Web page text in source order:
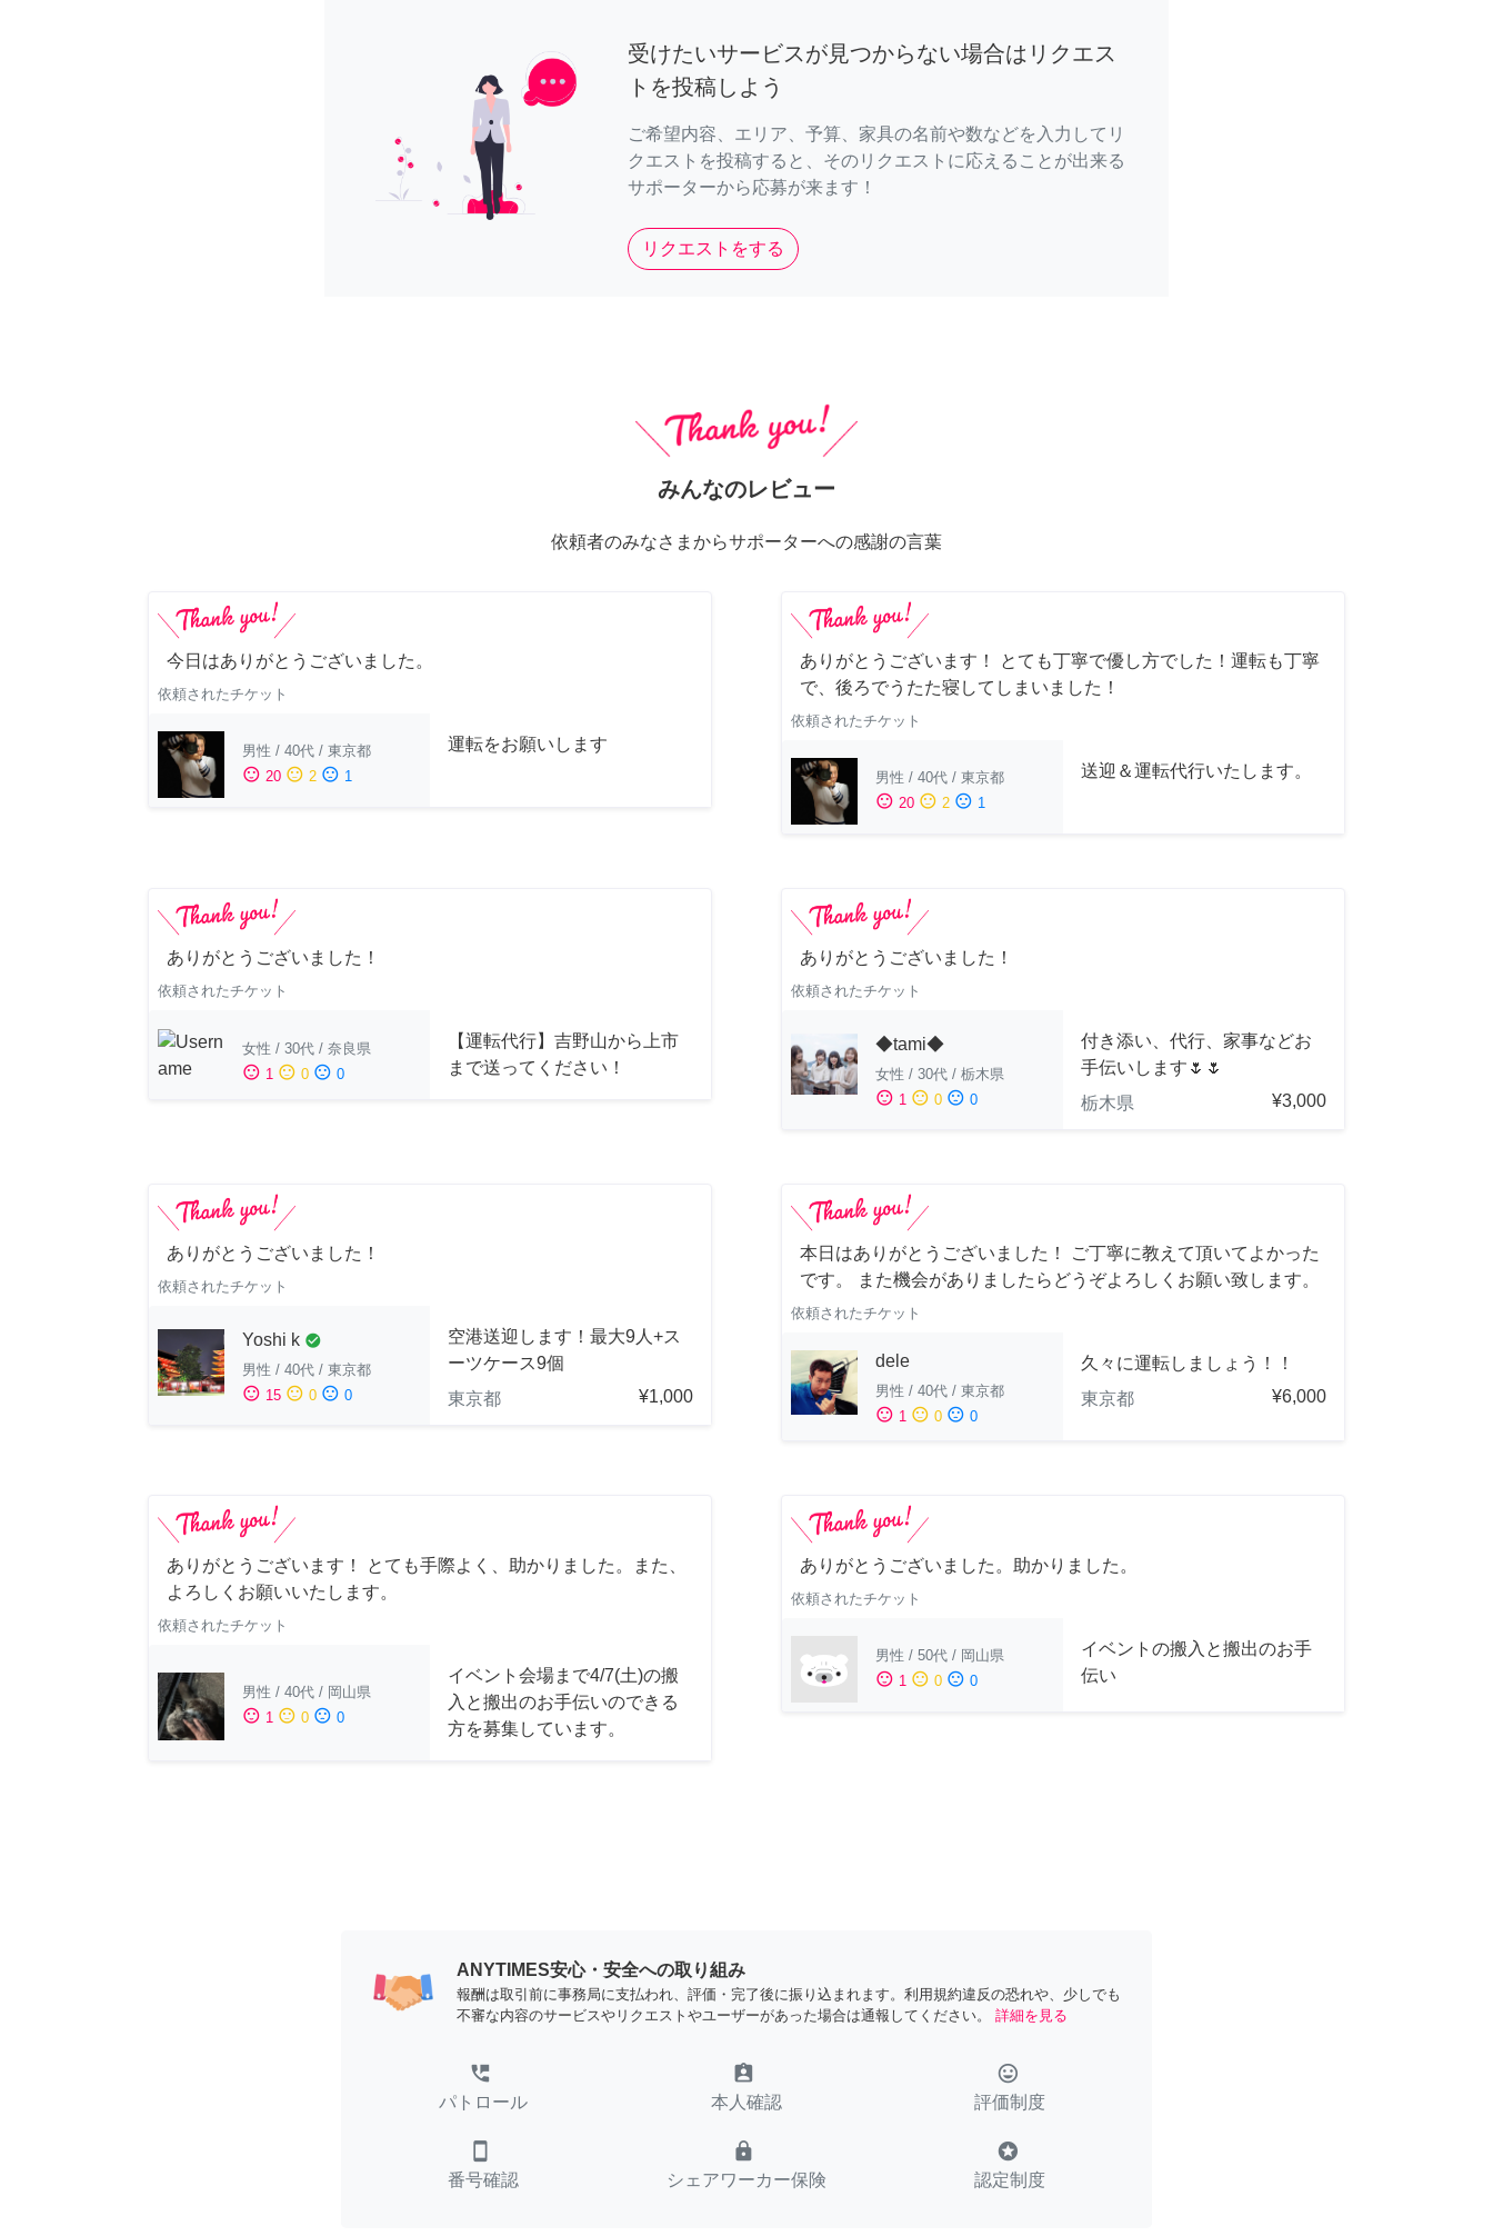
受けたいサービスが見つからない場合はリクエス
トを投稿しよう
ご希望内容、エリア、予算、家具の名前や数などを入力してリ
クエストを投稿すると、そのリクエストに応えることが出来る
サポーターから応募が来ます！
リクエストをする
みんなのレビュー
依頼者のみなさまからサポーターへの感謝の言葉
今日はありがとうございました。
依頼されたチケット
男性 / 40代 / 東京都
sentiment_satisfied 20 sentiment_neutral 2 sentiment_dissatisfied 1
運転をお願いします
ありがとうございます！ とても丁寧で優し方でした！運転も丁寧
で、後ろでうたた寝してしまいました！
依頼されたチケット
男性 / 40代 / 東京都
sentiment_satisfied 20 sentiment_neutral 2 sentiment_dissatisfied 1
送迎＆運転代行いたします。
ありがとうございました！
依頼されたチケット
女性 / 30代 / 奈良県
sentiment_satisfied 1 sentiment_neutral 0 sentiment_dissatisfied 0
【運転代行】吉野山から上市
まで送ってください！
ありがとうございました！
依頼されたチケット
◆tami◆
女性 / 30代 / 栃木県
sentiment_satisfied 1 sentiment_neutral 0 sentiment_dissatisfied 0
付き添い、代行、家事などお
手伝いします🌷🌷
栃木県
¥3,000
ありがとうございました！
依頼されたチケット
Yoshi k check_circle
男性 / 40代 / 東京都
sentiment_satisfied 15 sentiment_neutral 0 sentiment_dissatisfied 0
空港送迎します！最大9人+ス
ーツケース9個
東京都
¥1,000
本日はありがとうございました！ ご丁寧に教えて頂いてよかった
です。 また機会がありましたらどうぞよろしくお願い致します。
依頼されたチケット
dele
男性 / 40代 / 東京都
sentiment_satisfied 1 sentiment_neutral 0 sentiment_dissatisfied 0
久々に運転しましょう！！
東京都
¥6,000
ありがとうございます！ とても手際よく、助かりました。また、
よろしくお願いいたします。
依頼されたチケット
男性 / 40代 / 岡山県
sentiment_satisfied 1 sentiment_neutral 0 sentiment_dissatisfied 0
イベント会場まで4/7(土)の搬
入と搬出のお手伝いのできる
方を募集しています。
ありがとうございました。助かりました。
依頼されたチケット
男性 / 50代 / 岡山県
sentiment_satisfied 1 sentiment_neutral 0 sentiment_dissatisfied 0
イベントの搬入と搬出のお手
伝い
ANYTIMES安心・安全への取り組み
報酬は取引前に事務局に支払われ、評価・完了後に振り込まれます。利用規約違反の恐れや、少しでも
不審な内容のサービスやリクエストやユーザーがあった場合は通報してください。
詳細を見る
perm_phone_msg
パトロール
assignment_ind
本人確認
tag_faces
評価制度
smartphone
番号確認
lock
シェアワーカー保険
stars
認定制度